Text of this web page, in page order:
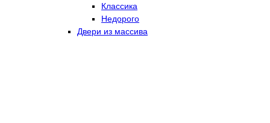
Классика
Недорого
Двери из массива